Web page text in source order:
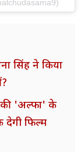
सिंह ने किया
की 'अल्फा' के
देगी फिल्म